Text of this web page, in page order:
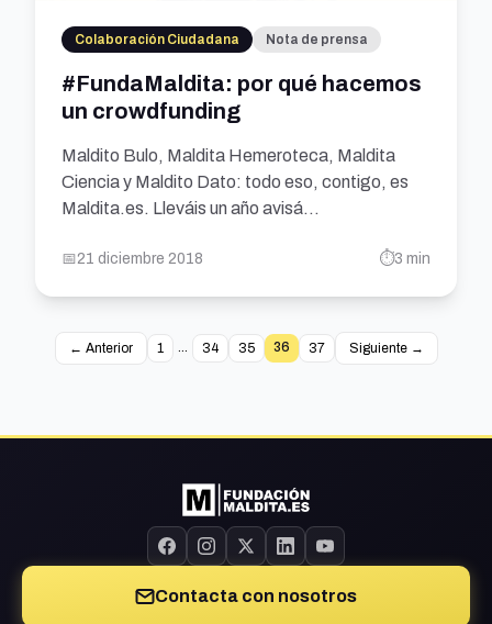
Colaboración Ciudadana Nota de prensa
#FundaMaldita: por qué hacemos
un crowdfunding
Maldito Bulo, Maldita Hemeroteca, Maldita
Ciencia y Maldito Dato: todo eso, contigo, es
Maldita.es. Lleváis un año avisá...
📅21 diciembre 2018 ⏱️3 min
← Anterior 1 ... 34 35 36 37 Siguiente →
Contacta con nosotros